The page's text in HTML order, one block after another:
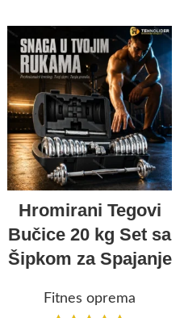
Hromirani Tegovi
Bučice 20 kg Set sa
Šipkom za Spajanje
Fitnes oprema